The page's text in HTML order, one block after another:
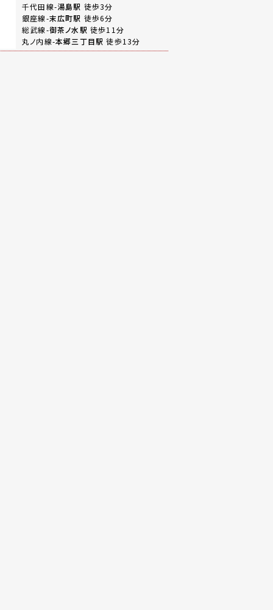
千代田線-湯島駅 徒歩3分
銀座線-末広町駅 徒歩6分
総武線-御茶ノ水駅 徒歩11分
丸ノ内線-本郷三丁目駅 徒歩13分